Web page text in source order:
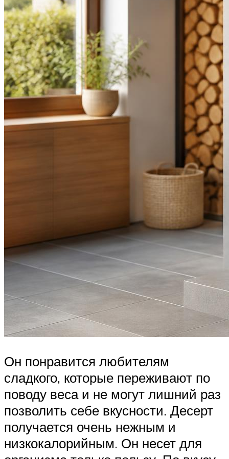
Он понравится любителям
сладкого, которые переживают по
поводу веса и не могут лишний раз
позволить себе вкусности. Десерт
получается очень нежным и
низкокалорийным. Он несет для